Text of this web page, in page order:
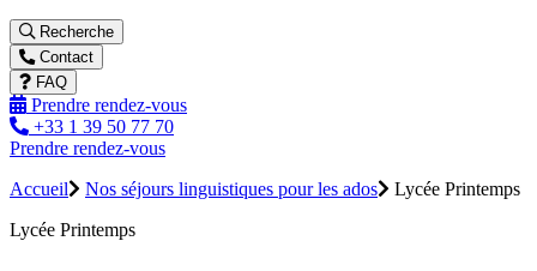
Recherche
Contact
FAQ
Prendre rendez-vous
+33 1 39 50 77 70
Prendre rendez-vous
Accueil
Nos séjours linguistiques pour les ados
Lycée Printemps
Lycée Printemps